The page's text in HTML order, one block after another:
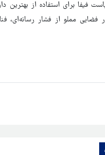
فیفا برای استفاده از بهترین
فضایی مملو از فشار